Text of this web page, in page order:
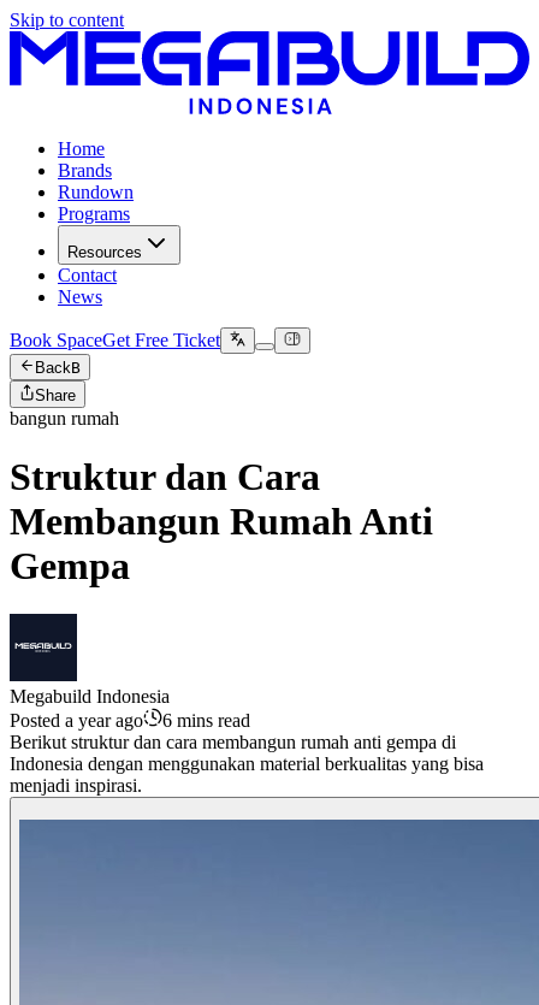
Skip to content
Home
Brands
Rundown
Programs
Resources
Contact
News
Book SpaceGet Free Ticket
BackB
Share
bangun rumah
Struktur dan Cara
Membangun Rumah Anti
Gempa
Megabuild Indonesia
Posted a year ago
6 mins read
Berikut struktur dan cara membangun rumah anti gempa di
Indonesia dengan menggunakan material berkualitas yang bisa
menjadi inspirasi.